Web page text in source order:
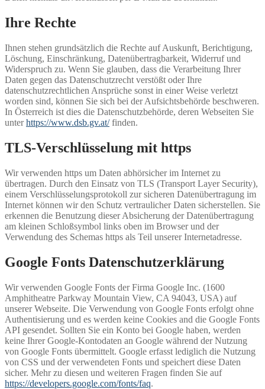
Ihre Rechte
Ihnen stehen grundsätzlich die Rechte auf Auskunft, Berichtigung,
Löschung, Einschränkung, Datenübertragbarkeit, Widerruf und
Widerspruch zu. Wenn Sie glauben, dass die Verarbeitung Ihrer
Daten gegen das Datenschutzrecht verstößt oder Ihre
datenschutzrechtlichen Ansprüche sonst in einer Weise verletzt
worden sind, können Sie sich bei der Aufsichtsbehörde beschweren.
In Österreich ist dies die Datenschutzbehörde, deren Webseiten Sie
unterhttps://www.dsb.gv.at/finden.
TLS-Verschlüsselung mit https
Wir verwenden https um Daten abhörsicher im Internet zu
übertragen. Durch den Einsatz von TLS (Transport Layer Security),
einem Verschlüsselungsprotokoll zur sicheren Datenübertragung im
Internet können wir den Schutz vertraulicher Daten sicherstellen. Sie
erkennen die Benutzung dieser Absicherung der Datenübertragung
am kleinen Schloßsymbol links oben im Browser und der
Verwendung des Schemas https als Teil unserer Internetadresse.
Google Fonts Datenschutzerklärung
Wir verwenden Google Fonts der Firma Google Inc. (1600
Amphitheatre Parkway Mountain View, CA 94043, USA) auf
unserer Webseite. Die Verwendung von Google Fonts erfolgt ohne
Authentisierung und es werden keine Cookies and die Google Fonts
API gesendet. Sollten Sie ein Konto bei Google haben, werden
keine Ihrer Google-Kontodaten an Google während der Nutzung
von Google Fonts übermittelt. Google erfasst lediglich die Nutzung
von CSS und der verwendeten Fonts und speichert diese Daten
sicher. Mehr zu diesen und weiteren Fragen finden Sie auf
https://developers.google.com/fonts/faq.